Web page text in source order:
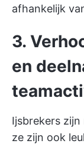
afhankelijk
3.
en
Ijsbrekers
ze zijn ook